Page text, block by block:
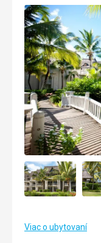
Viac o ubytovaní